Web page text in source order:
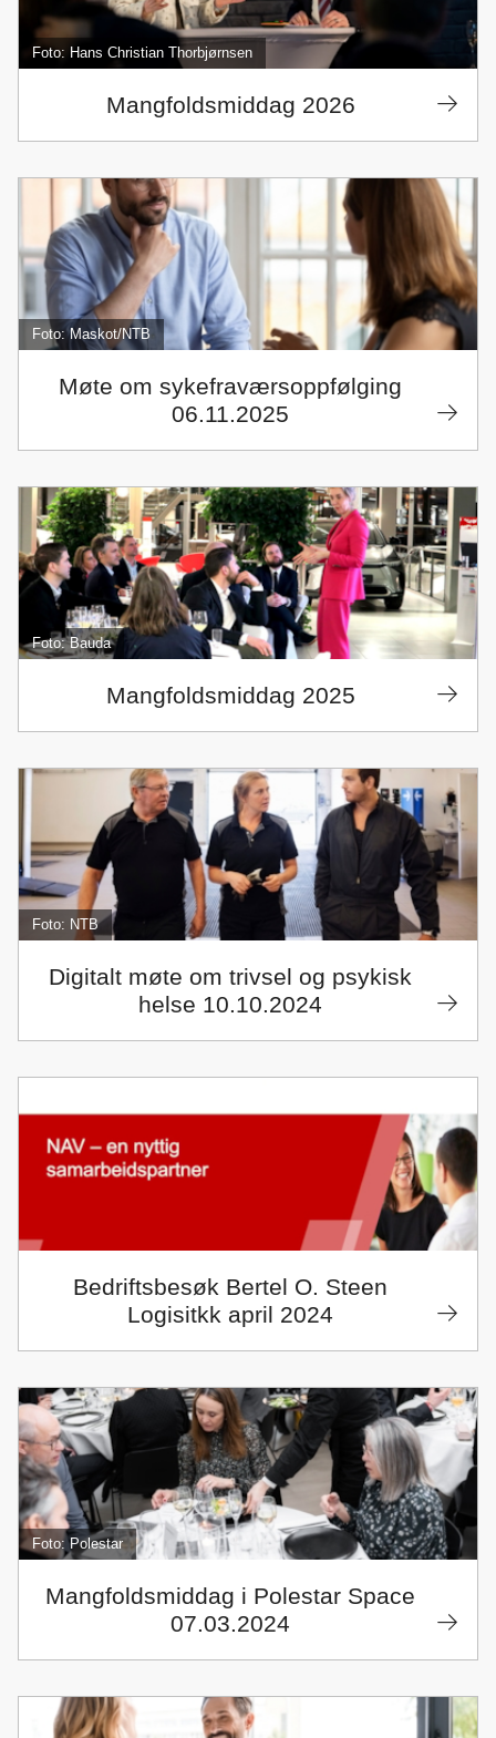
Foto: Hans Christian Thorbjørnsen
Mangfoldsmiddag 2026
Foto: Maskot/NTB
Møte om sykefraværsoppfølging
06.11.2025
Foto: Bauda
Mangfoldsmiddag 2025
Foto: NTB
Digitalt møte om trivsel og psykisk
helse 10.10.2024
Bedriftsbesøk Bertel O. Steen
Logisitkk april 2024
Foto: Polestar
Mangfoldsmiddag i Polestar Space
07.03.2024